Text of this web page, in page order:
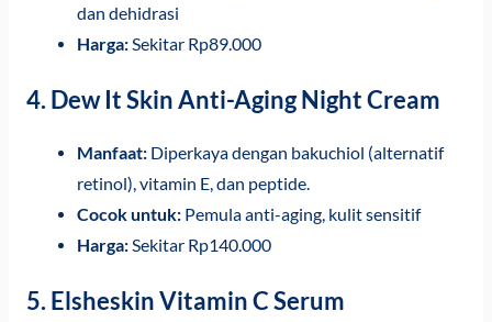
dan dehidrasi
Harga:Sekitar Rp89.000
4. Dew It Skin Anti-Aging Night Cream
Manfaat: Diperkaya dengan bakuchiol (alternatif
retinol), vitamin E, dan peptide.
Cocok untuk: Pemula anti-aging, kulit sensitif
Harga:Sekitar Rp140.000
5. Elsheskin Vitamin C Serum